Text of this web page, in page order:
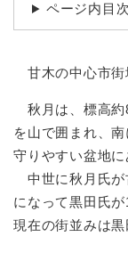
ページ内目次
甘木の中心市街
秋月は、標高約
を山で囲まれ、
守りやすい盆地に
中世に秋月氏が
になって黒田氏
現在の街並みは黒